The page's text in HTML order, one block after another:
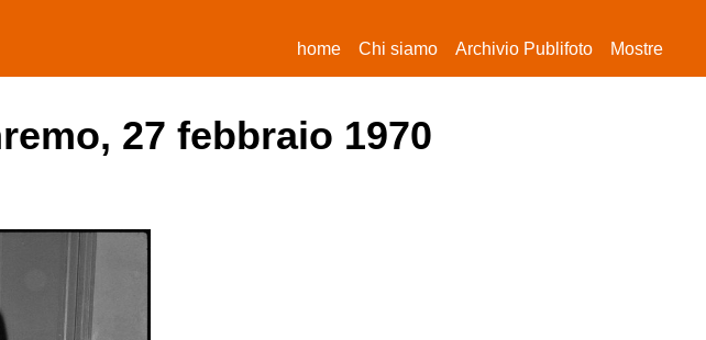
home(current)
Chi siamo Archivio Publifoto Mostre
27 febbraio 1970